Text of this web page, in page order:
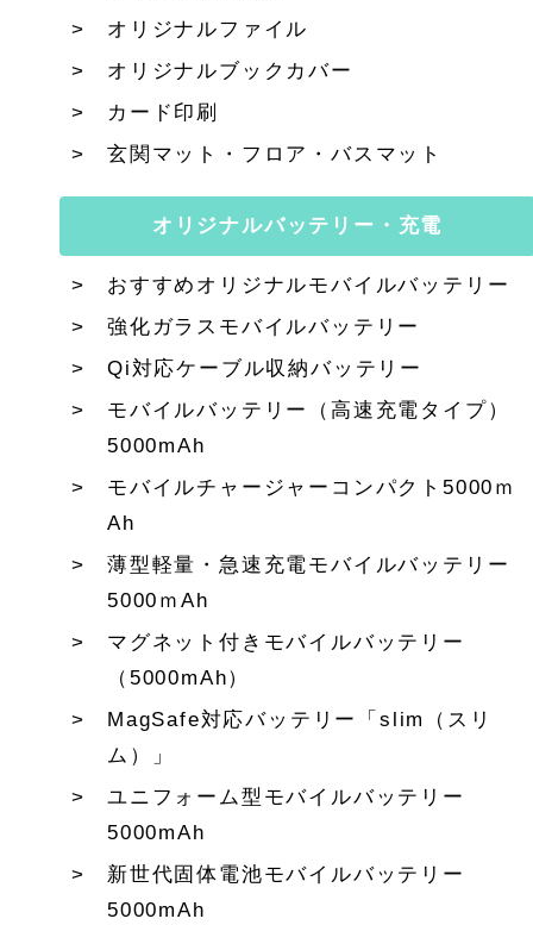
オリジナルファイル
オリジナルブックカバー
カード印刷
玄関マット・フロア・バスマット
オリジナルバッテリー・充電
おすすめオリジナルモバイルバッテリー
強化ガラスモバイルバッテリー
Qi対応ケーブル収納バッテリー
モバイルバッテリー（高速充電タイプ）
5000mAh
モバイルチャージャーコンパクト5000ｍ
Ah
薄型軽量・急速充電モバイルバッテリー
5000ｍAh
マグネット付きモバイルバッテリー
（5000mAh）
MagSafe対応バッテリー「slim（スリ
ム）」
ユニフォーム型モバイルバッテリー
5000mAh
新世代固体電池モバイルバッテリー
5000mAh